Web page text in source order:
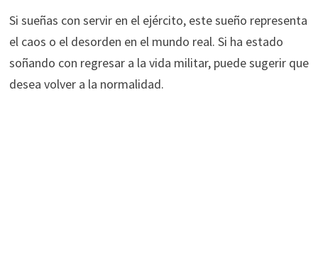
Si sueñas con servir en el ejército, este sueño representa
el caos o el desorden en el mundo real. Si ha estado
soñando con regresar a la vida militar, puede sugerir que
desea volver a la normalidad.